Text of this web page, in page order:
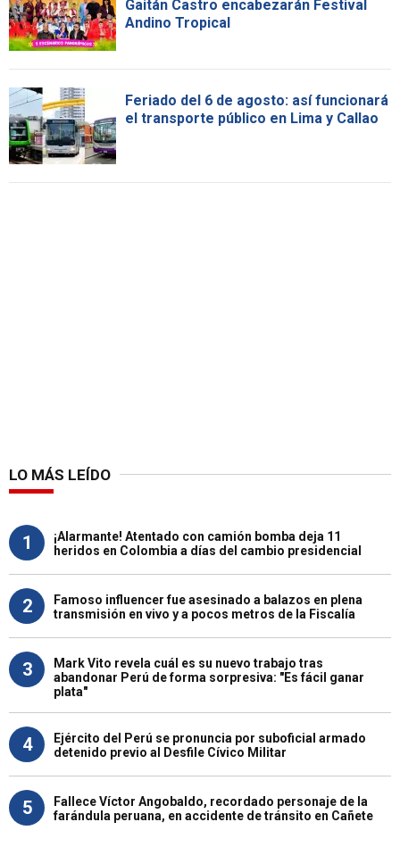
Gaitán Castro encabezarán Festival
Andino Tropical
Feriado del 6 de agosto: así funcionará
el transporte público en Lima y Callao
LO MÁS LEÍDO
1
¡Alarmante! Atentado con camión bomba deja 11
heridos en Colombia a días del cambio presidencial
2
Famoso influencer fue asesinado a balazos en plena
transmisión en vivo y a pocos metros de la Fiscalía
3
Mark Vito revela cuál es su nuevo trabajo tras
abandonar Perú de forma sorpresiva: "Es fácil ganar
plata"
4
Ejército del Perú se pronuncia por suboficial armado
detenido previo al Desfile Cívico Militar
5
Fallece Víctor Angobaldo, recordado personaje de la
farándula peruana, en accidente de tránsito en Cañete